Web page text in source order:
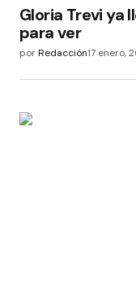
Gloria Trevi ya
para ver
porRedacción17 enero,